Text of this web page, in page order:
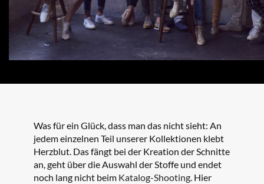
Was für ein Glück, dass man das nicht sieht: An
jedem einzelnen Teil unserer Kollektionen klebt
Herzblut. Das fängt bei der Kreation der Schnitte
an, geht über die Auswahl der Stoffe und endet
noch lang nicht beim Katalog-Shooting. Hier